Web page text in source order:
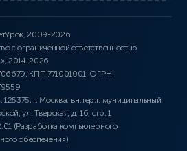
2009-2026
с ограниченной ответственностью
2014-2026
КПП 771001001, ОГРН
г. Москва, вн.тер.г. муниципальный
ул. Тверская, д. 16, стр. 1
(Разработка компьютерного
обеспечения)